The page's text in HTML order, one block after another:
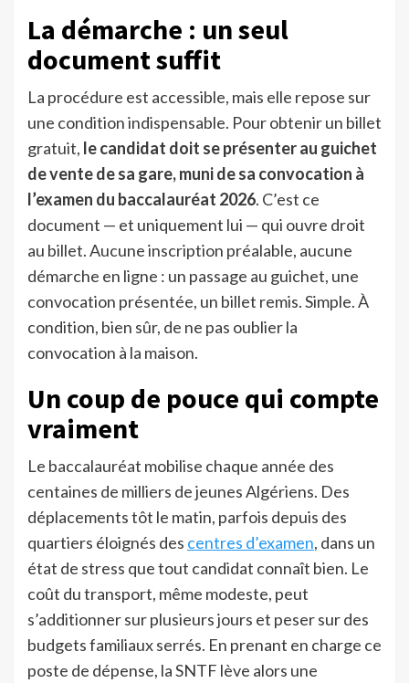
La démarche : un seul
document suffit
La procédure est accessible, mais elle repose sur
une condition indispensable. Pour obtenir un billet
gratuit, le candidat doit se présenter au guichet
de vente de sa gare, muni de sa convocation à
l’examen du baccalauréat 2026. C’est ce
document — et uniquement lui — qui ouvre droit
au billet. Aucune inscription préalable, aucune
démarche en ligne : un passage au guichet, une
convocation présentée, un billet remis. Simple. À
condition, bien sûr, de ne pas oublier la
convocation à la maison.
Un coup de pouce qui compte
vraiment
Le baccalauréat mobilise chaque année des
centaines de milliers de jeunes Algériens. Des
déplacements tôt le matin, parfois depuis des
quartiers éloignés des centres d’examen, dans un
état de stress que tout candidat connaît bien. Le
coût du transport, même modeste, peut
s’additionner sur plusieurs jours et peser sur des
budgets familiaux serrés. En prenant en charge ce
poste de dépense, la SNTF lève alors une